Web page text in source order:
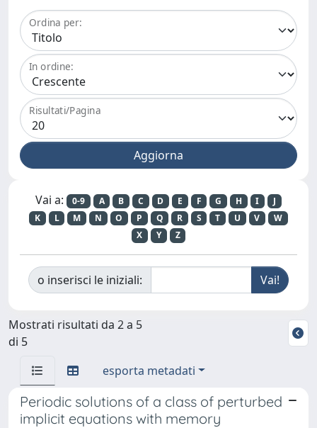
Ordina per:
In ordine:
Risultati/Pagina
Vai a: 0-9 A B C D E F G H I
J
K
L M N O P Q R S T U V
W
X
Y Z
o inserisci le iniziali:
Mostrati risultati da 2 a 5
di 5
esporta metadati
Periodic solutions of a class of perturbed
implicit equations with memory